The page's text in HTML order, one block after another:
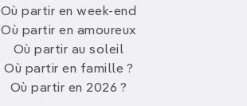
Où partir en week-end
Où partir en amoureux
Où partir au soleil
Où partir en famille ?
Où partir en 2026 ?